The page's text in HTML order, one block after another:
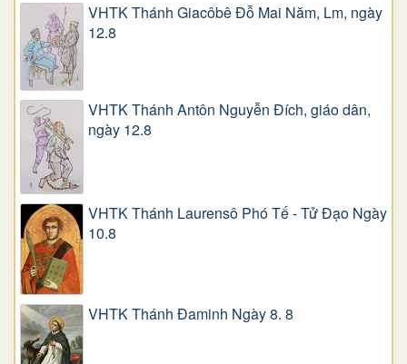
VHTK Thánh Giacôbê Ðỗ Mai Năm, Lm, ngày
12.8
VHTK Thánh Antôn Nguyễn Ðích, giáo dân,
ngày 12.8
VHTK Thánh Laurensô Phó Tế - Tử Đạo Ngày
10.8
VHTK Thánh Đaminh Ngày 8. 8